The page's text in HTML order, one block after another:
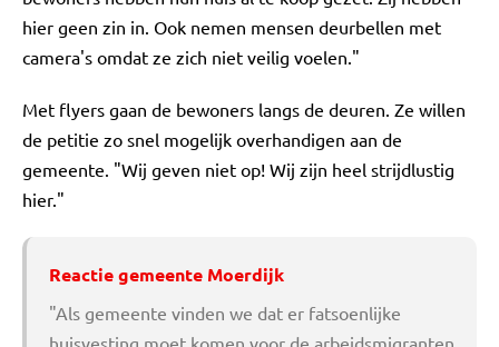
hier geen zin in. Ook nemen mensen deurbellen met
camera's omdat ze zich niet veilig voelen."
Met flyers gaan de bewoners langs de deuren. Ze willen
de petitie zo snel mogelijk overhandigen aan de
gemeente. "Wij geven niet op! Wij zijn heel strijdlustig
hier."
Reactie gemeente Moerdijk
"Als gemeente vinden we dat er fatsoenlijke
huisvesting moet komen voor de arbeidsmigranten